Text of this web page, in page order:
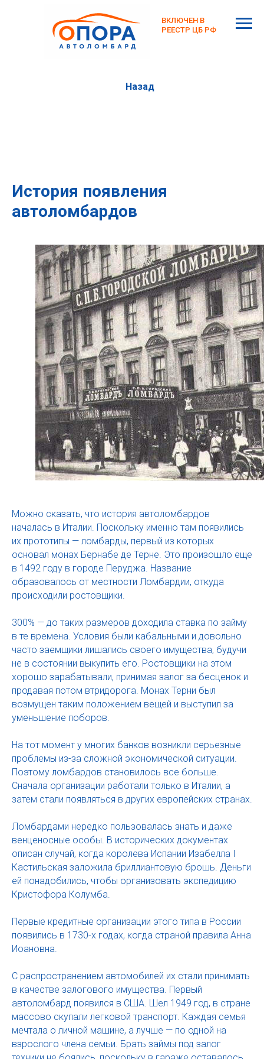
ВКЛЮЧЕН В
РЕЕСТР ЦБ РФ
Назад
История появления
автоломбардов
Можно сказать, что история автоломбардов
началась в Италии. Поскольку именно там появились
их прототипы — ломбарды, первый из которых
основал монах Бернабе де Терне. Это произошло еще
в 1492 году в городе Перуджа. Название
образовалось от местности Ломбардии, откуда
происходили ростовщики.
300% — до таких размеров доходила ставка по займу
в те времена. Условия были кабальными и довольно
часто заемщики лишались своего имущества, будучи
не в состоянии выкупить его. Ростовщики на этом
хорошо зарабатывали, принимая залог за бесценок и
продавая потом втридорога. Монах Терни был
возмущен таким положением вещей и выступил за
уменьшение поборов.
На тот момент у многих банков возникли серьезные
проблемы из-за сложной экономической ситуации.
Поэтому ломбардов становилось все больше.
Сначала организации работали только в Италии, а
затем стали появляться в других европейских странах.
Ломбардами нередко пользовалась знать и даже
венценосные особы. В исторических документах
описан случай, когда королева Испании Изабелла I
Кастильская заложила бриллиантовую брошь. Деньги
ей понадобились, чтобы организовать экспедицию
Кристофора Колумба.
Первые кредитные организации этого типа в России
появились в 1730-х годах, когда страной правила Анна
Иоановна.
С распространением автомобилей их стали принимать
в качестве залогового имущества. Первый
автоломбард появился в США. Шел 1949 год, в стране
массово скупали легковой транспорт. Каждая семья
мечтала о личной машине, а лучше — по одной на
взрослого члена семьи. Брать займы под залог